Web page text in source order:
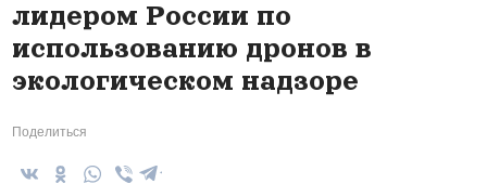
лидером России по
использованию дронов в
экологическом надзоре
Поделиться